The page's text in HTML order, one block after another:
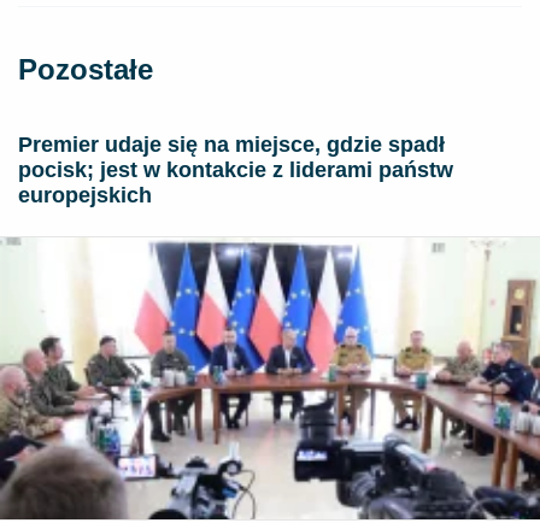
Pozostałe
Premier udaje się na miejsce, gdzie spadł
pocisk; jest w kontakcie z liderami państw
europejskich